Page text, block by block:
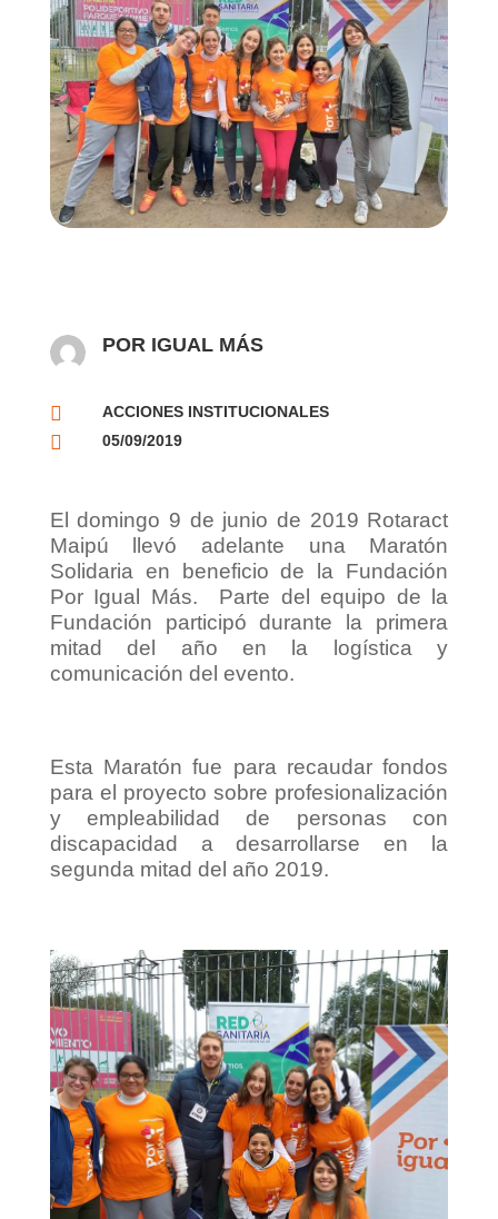
POR IGUAL MÁS
 ACCIONES INSTITUCIONALES
 05/09/2019
El domingo 9 de junio de 2019 Rotaract
Maipú llevó adelante una Maratón
Solidaria en beneficio de la Fundación
Por Igual Más. Parte del equipo de la
Fundación participó durante la primera
mitad del año en la logística y
comunicación del evento.
Esta Maratón fue para recaudar fondos
para el proyecto sobre profesionalización
y empleabilidad de personas con
discapacidad a desarrollarse en la
segunda mitad del año 2019.